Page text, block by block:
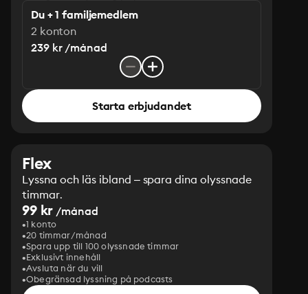
Du + 1 familjemedlem
2 konton
239 kr /månad
Starta erbjudandet
Flex
Lyssna och läs ibland – spara dina olyssnade
timmar.
99 kr /månad
1 konto
20 timmar/månad
Spara upp till 100 olyssnade timmar
Exklusivt innehåll
Avsluta när du vill
Obegränsad lyssning på podcasts